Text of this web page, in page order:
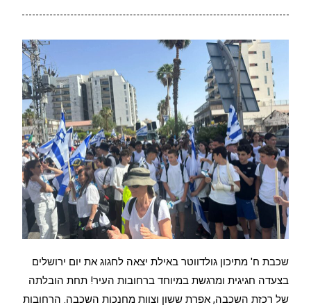
שכבת ח' מתיכון גולדווטר באילת יצאה לחגוג את יום ירושלים
בצעדה חגיגית ומרגשת במיוחד ברחובות העיר! תחת הובלתה
של רכזת השכבה, אפרת ששון וצוות מחנכות השכבה. הרחובות